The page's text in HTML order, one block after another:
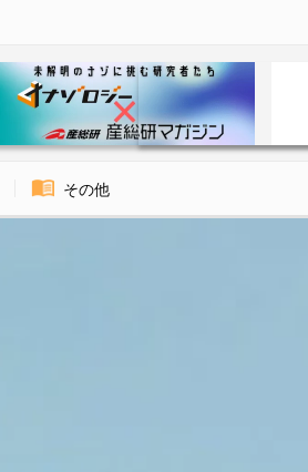
その他